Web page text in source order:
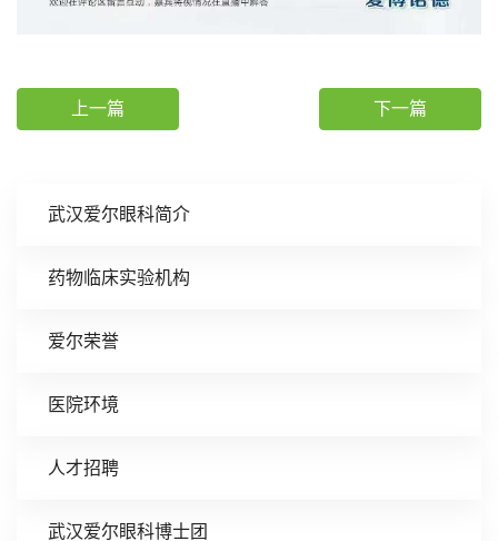
武汉爱尔眼科简介
药物临床实验机构
爱尔荣誉
医院环境
人才招聘
武汉爱尔眼科博士团
上一篇 下一篇